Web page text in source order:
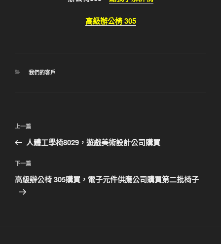
高級辦公椅 305
分
我們的客戶
文
導
覽
上
一
文
章
上一篇
人體工學椅8029，遊戲美術設計公司購買
下
一
下一篇
高級辦公椅 305購買，電子元件供應公司購買第二批椅子